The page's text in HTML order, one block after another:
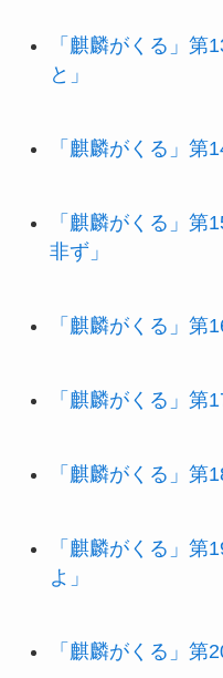
「麒麟がくる」第
と」
「麒麟がくる」第
「麒麟がくる」第
非ず」
「麒麟がくる」第
「麒麟がくる」第
「麒麟がくる」第
「麒麟がくる」第
よ」
「麒麟がくる」第